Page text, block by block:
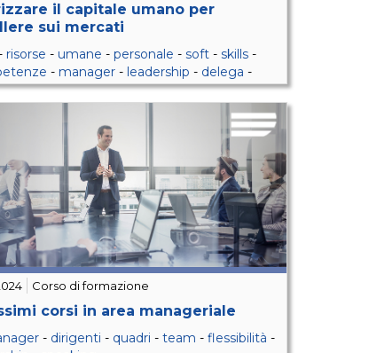
il capitale umano per
sui mercati
risorse - umane - personale - soft- skills-
- manager- leadership - delega -
-retention
Corso di formazione
corsi in area manageriale
- dirigenti - quadri - team - flessibilità -